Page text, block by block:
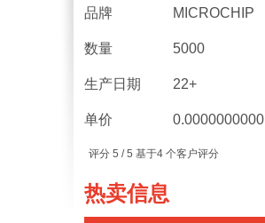
品牌 MICROCHIP
数量 5000
生产日期 22+
单价 0.0000000000
评分 5 / 5 基于4个客户评分
热卖信息